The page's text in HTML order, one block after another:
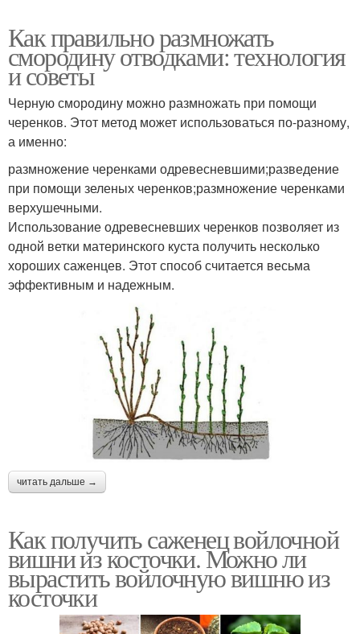
Как правильно размножать
смородину отводками: технология
и советы
Черную смородину можно размножать при помощи
черенков. Этот метод может использоваться по-разному,
а именно:
размножение черенками одревесневшими;разведение
при помощи зеленых черенков;размножение черенками
верхушечными.
Использование одревесневших черенков позволяет из
одной ветки материнского куста получить несколько
хороших саженцев. Этот способ считается весьма
эффективным и надежным.
читать дальше →
Как получить саженец войлочной
вишни из косточки. Можно ли
вырастить войлочную вишню из
косточки